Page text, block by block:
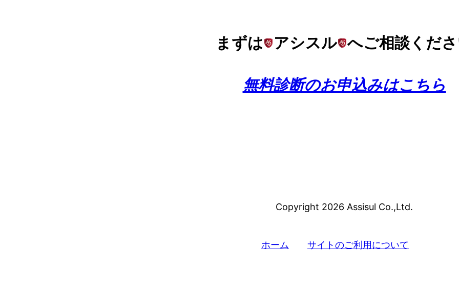
まずは アシスル へご相談くだ
無料診断のお申込みはこちら
Copyright 2026 Assisul Co.,Ltd.
ホーム サイトのご利用について